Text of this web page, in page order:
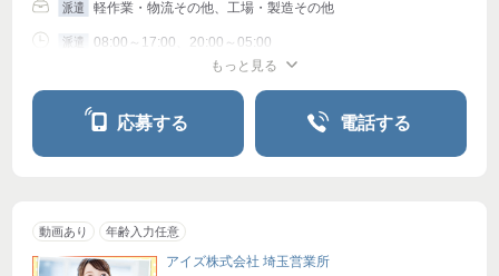
派遣 軽作業・物流その他、工場・製造その他
派遣 08:00～17:00、20:00～05:00
もっと見る
応募する 電話する
動画あり 年齢入力任意
アイズ株式会社 埼玉営業所